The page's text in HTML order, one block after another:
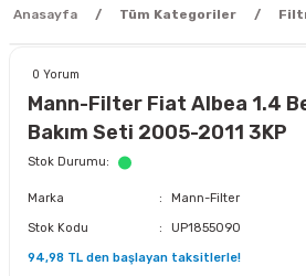
Sistemi
Anasayfa Tüm Kategoriler
0 Yorum
Mann-Filter Fiat Albea 1.4
Bakım Seti 2005-2011 3KP
Stok Durumu
Marka Mann-Filter
Stok Kodu UP1855090
94,98 TL den başlayan taksitlerle!